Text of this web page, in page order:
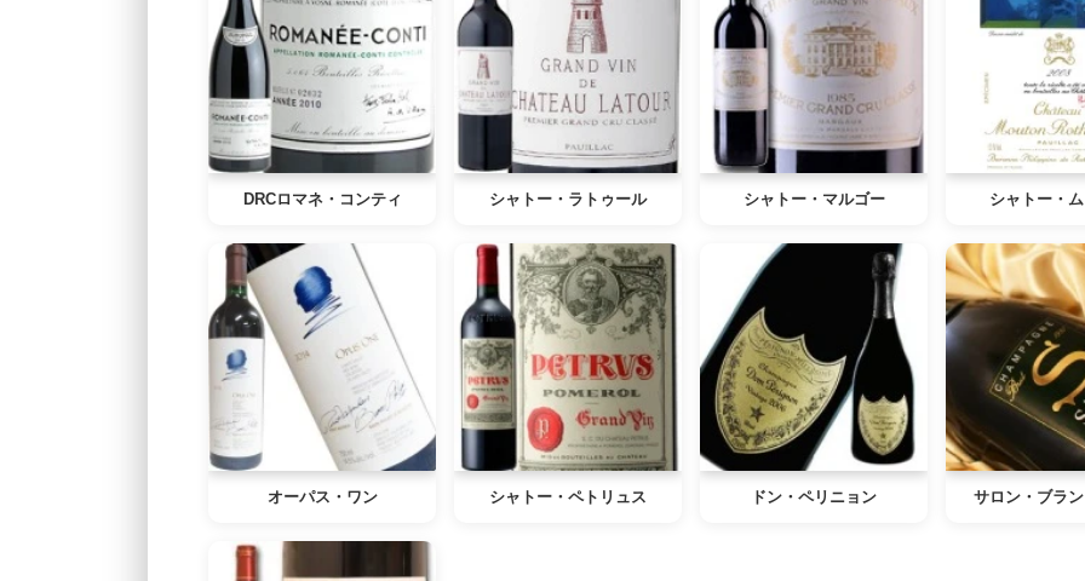
DRCロマネ・コンティ シャトー・ラトゥール シャトー・マルゴー シャトー・
オーパス・ワン シャトー・ペトリュス ドン・ペリニョン サロン・ブラ